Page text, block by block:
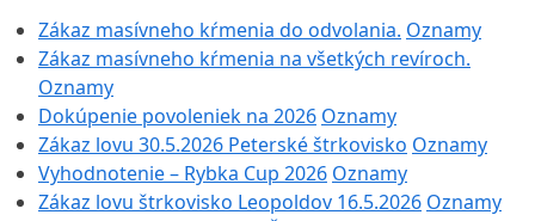
Zákaz masívneho kŕmenia do odvolania. Oznamy
Zákaz masívneho kŕmenia na všetkých revíroch.
Oznamy
Dokúpenie povoleniek na 2026 Oznamy
Zákaz lovu 30.5.2026 Peterské štrkovisko Oznamy
Vyhodnotenie – Rybka Cup 2026 Oznamy
Zákaz lovu štrkovisko Leopoldov 16.5.2026 Oznamy